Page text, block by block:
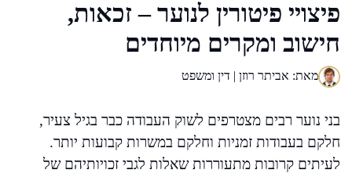
פיצויי פיטורין לנוער – זכאות,
חישוב ומקרים מיוחדים
מאת: אביתר רוזן | דין ומשפט
בני נוער רבים מצטרפים לשוק העבודה כבר בגיל צעיר,
חלקם בעבודות זמניות וחלקם במשרות קבועות יותר.
לעיתים קרובות מתעוררות שאלות לגבי זכויותיהם של